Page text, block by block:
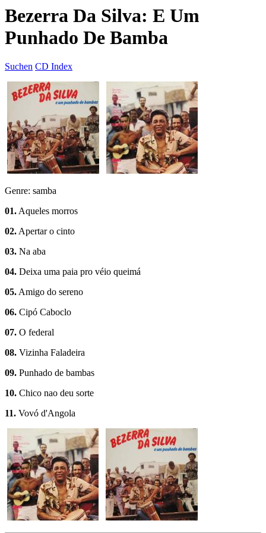
Bezerra Da Silva: E Um
Punhado De Bamba
Suchen CD Index
Genre: samba
01.Aqueles morros
02.Apertar o cinto
03. Na aba
04. Deixa uma paia pro véio queimá
05.Amigo do sereno
06. Cipó Caboclo
07. O federal
08. Vizinha Faladeira
09. Punhado de bambas
10. Chico nao deu sorte
11. Vovó d'Angola